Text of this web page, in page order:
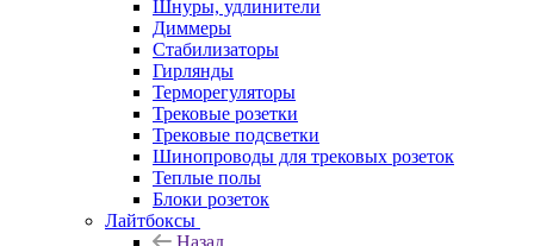
Шнуры, удлинители
Диммеры
Стабилизаторы
Гирлянды
Терморегуляторы
Трековые розетки
Трековые подсветки
Шинопроводы для трековых розеток
Теплые полы
Блоки розеток
Лайтбоксы
Назад